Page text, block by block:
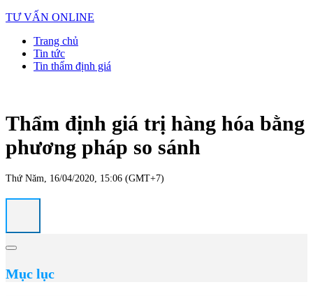
TƯ VẤN ONLINE
Trang chủ
Tin tức
Tin thẩm định giá
Thẩm định giá trị hàng hóa bằng
phương pháp so sánh
Thứ Năm, 16/04/2020, 15:06 (GMT+7)
Mục lục